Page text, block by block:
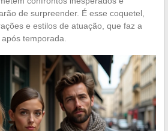
de surpreender. É esse coquetel,
e estilos de atuação, que faz a
temporada.